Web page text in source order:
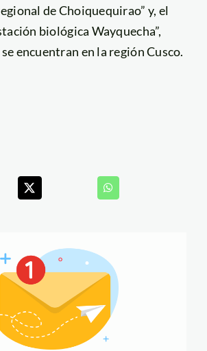
de Choiquequirao” y, el
biológica Wayquecha”,
encuentran en la región Cusco.